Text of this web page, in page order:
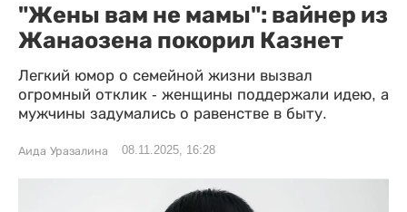
"Жены вам не мамы": вайнер из
Жанаозена покорил Казнет
Легкий юмор о семейной жизни вызвал
огромный отклик - женщины поддержали идею, а
мужчины задумались о равенстве в быту.
Аида Уразалина 08.11.2025, 16:28